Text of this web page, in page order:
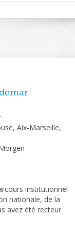
Aix-Marseille,
institutionnel
nationale, de la
avez été recteur